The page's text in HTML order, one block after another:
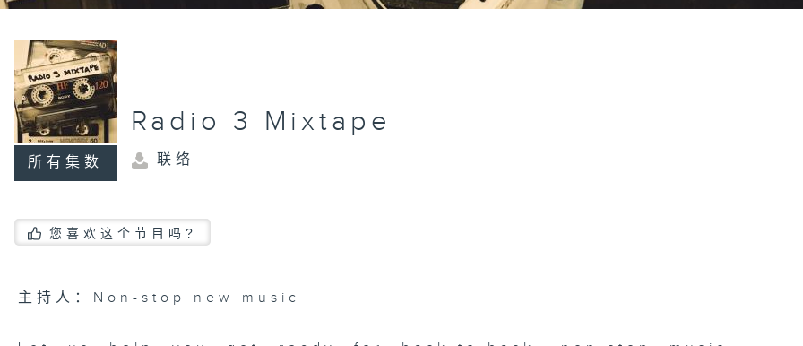
所有集数
Radio 3 Mixtape
联络
您喜欢这个节目吗?
主持人：Non-stop new music